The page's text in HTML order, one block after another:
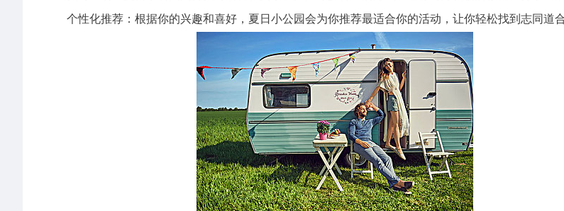
个性化推荐：根据你的兴趣和喜好，夏日小公园会为你推荐最适合你的活动，让你轻松找到志同道合